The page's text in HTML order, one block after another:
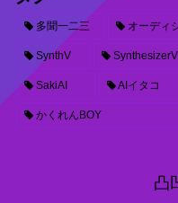
多聞一二三 オーディ
SynthV SynthesizerV
SakiAI AIイタコ
かくれんBOY
凸